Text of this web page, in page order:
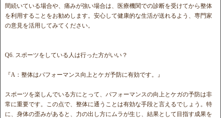
間続いている場合や、痛みが強い場合は、医療機関での診断を受けてから整体
を利用することをお勧めします。安心して健康的な生活が送れるよう、専門家
の意見を活用してみてください。
Q6. スポーツをしている人は行った方がいい？
『A：整体はパフォーマンス向上とケガ予防に有効です。』
スポーツを楽しんでいる方にとって、パフォーマンスの向上とケガの予防は非
常に重要です。この点で、整体に通うことは有効な手段と言えるでしょう。特
に、身体の歪みがあると、力の出し方にムラが生じ、結果として目指す成果を